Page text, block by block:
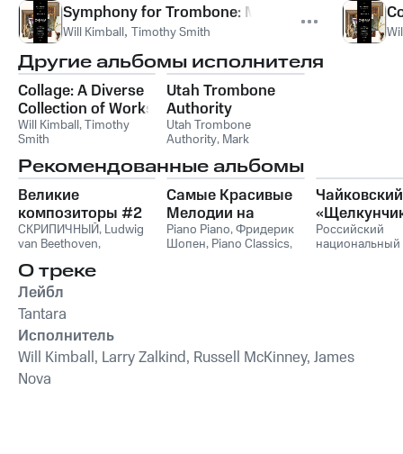
Symphony for Trombone: Mvt. II: Agitato
Will Kimball, Timothy Smith
Другие альбомы исполнителя
Collage: A Diverse
Collection of Works
for Trombone by
Gershwin, Bloch,
Fauré, L. Mozart, &
Plog
Will Kimball,Timothy
Smith
Utah Trombone
Authority
Utah Trombone
Authority, Mark
Russell McKinney,James
Nova
Рекомендованные альбомы
Великие
композиторы #2
СКРИПИЧНЫЙ, Ludwig
van Beethoven,
Франц Шуберт
String Orchestra
Антонио Вивальди
Самые Красивые
Мелодии на
Пианино
Piano Piano,Фридерик
Шопен, Piano Classics,
Чайковский
Российский
национальный
О треке
Лейбл
Tantara
Исполнитель
Will Kimball, Larry Zalkind, Russell McKinney, James
Nova